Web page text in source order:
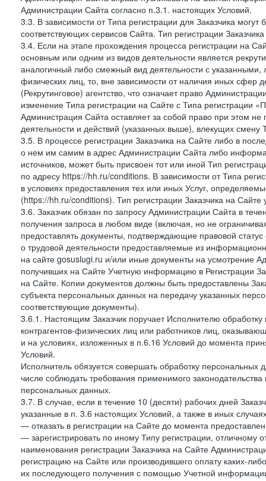
Администрации Сайта согласно п.3.1. настоящих Условий.
3.3. В зависимости от Типа регистрации для Заказчика
соответствующих сервисов Сайта. Тип регистрации
3.4. Если на этапе прохождения процесса регистрации на
основным или одним из видов деятельности является
аналогичный либо смежный вид деятельности с
физических лиц, то, вне зависимости от наличия иных сфер
(Рекрутинговое) агентство, что означает право
изменение Типа регистрации на Сайте с Типа регистрации
Администрация Сайта оставляет за собой право при этом не
деятельности и действий (указанных выше), влекущих смену
3.5. В процессе регистрации Заказчика на Сайте либо в
о нем им самим в адрес Администрации Сайта либо
источников, может быть присвоен тот или иной Тип
по адресу https://hh.ru/conditions. В зависимости от Типа
в условиях предоставления тех или иных Услуг,
(https://hh.ru/conditions). Тип регистрации Заказчика на
3.6. Заказчик обязан по запросу Администрации Сайта в
получения запроса в любом виде (включая, но не
предоставлять документы, подтверждающие правовой
о трудовой деятельности предоставляемые из
на сайте gosuslugi.ru и/или иные документы на усмотрение
получивших на Сайте Учетную информацию в Регистрации
на Сайте. Копии документов должны быть предоставлены
субъекта персональных данных на передачу указанных
соответствующие документы).
3.6.1. Настоящим Заказчик поручает Исполнителю
контрагентов-физических лиц или работников лиц,
и на условиях, изложенных в п.6.16 Условий до момента
Условий.
Исполнитель обязуется совершать обработку
числе соблюдать требования применимого
персональных данных.
3.7. В случае, если в течение 10 (десяти) рабочих дней
указанные в п. 3.6 настоящих Условий, а также в иных
— отказать в регистрации на Сайте до момента
— зарегистрировать по иному Типу регистрации, отличному
наименования регистрации Заказчика на Сайте
регистрацию на Сайте или производившего оплату каких-
их последующего получения с помощью Учетной